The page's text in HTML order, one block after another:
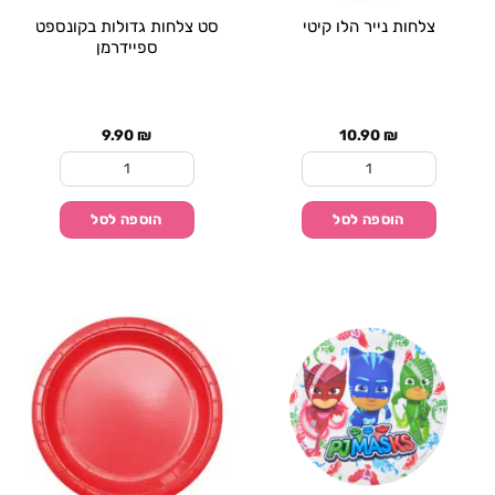
צלחות נייר הלו קיטי
10.90₪
כמות של צלחות נייר הלו קיטי
הוספה לסל
סט צלחות גדולות בקונספט
ספיידרמן
9.90₪
כמות של סט צלחות
הוספה לסל